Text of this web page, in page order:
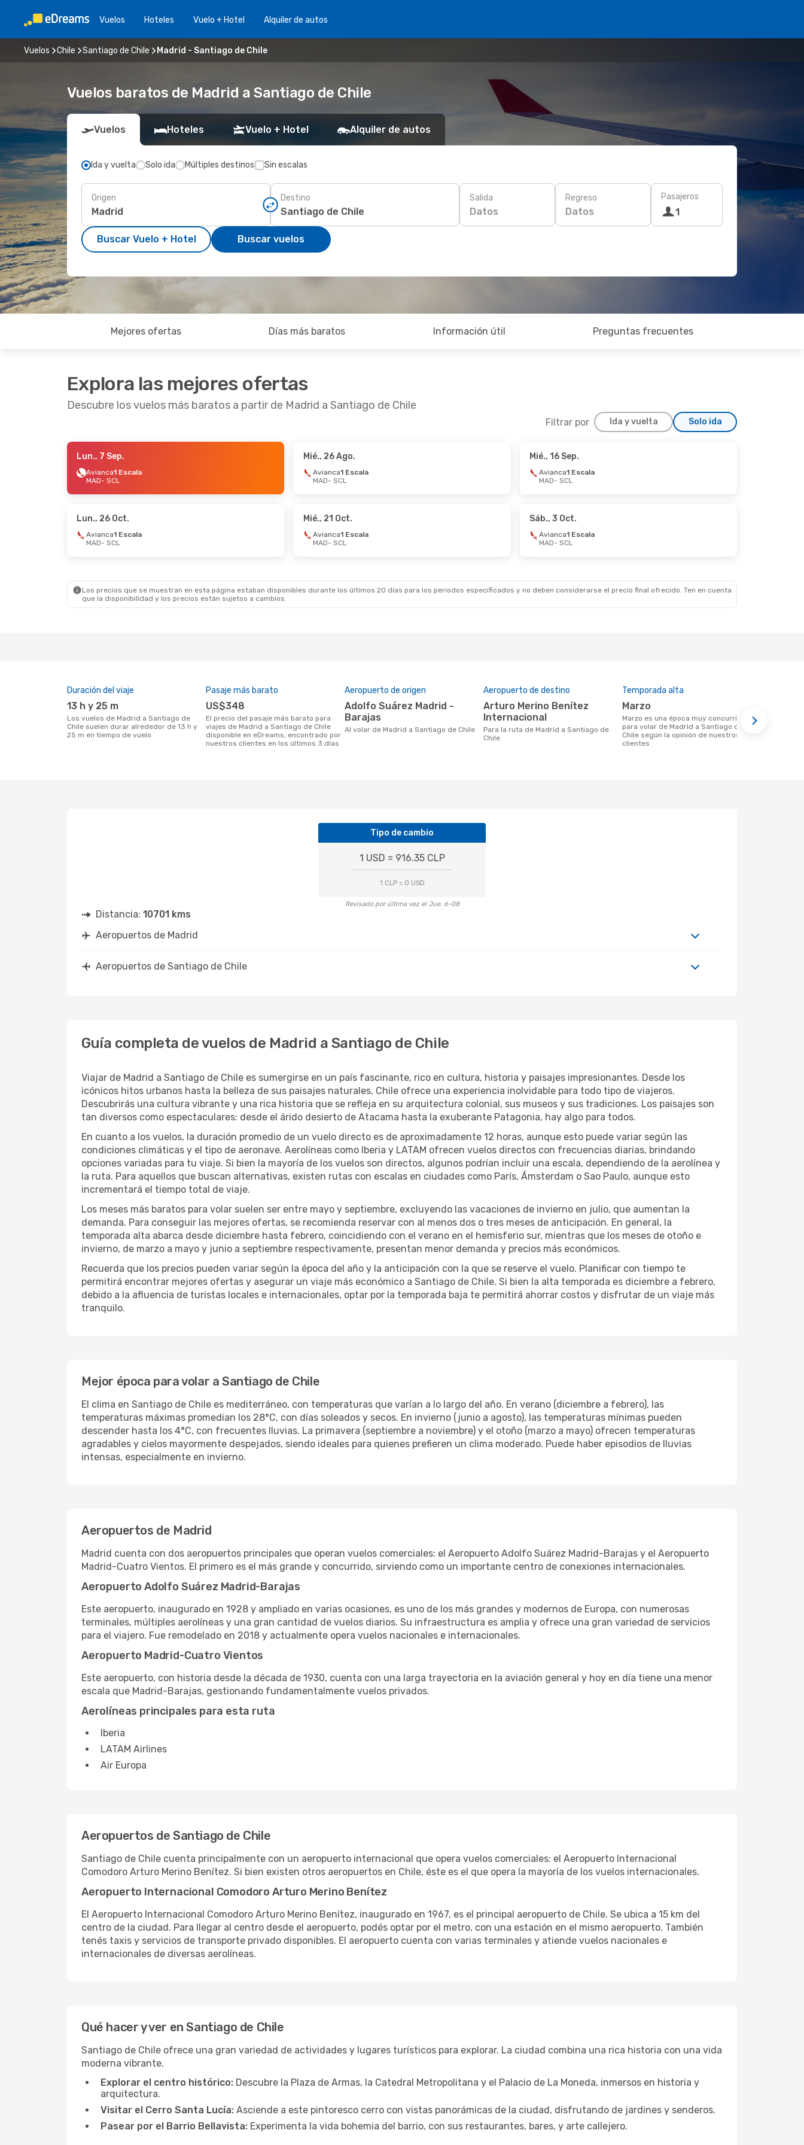
Vuelos Hoteles Vuelo + Hotel Alquiler de autos
Vuelos Chile Santiago de Chile Madrid - Santiago de Chile
Vuelos baratos de Madrid a Santiago de Chile
Vuelos Hoteles Vuelo + Hotel Alquiler de autos
Ida y vuelta Solo ida Múltiples destinos Sin escalas
Origen Destino Salida
Datos
Regreso
Datos
Pasajeros
1
Buscar Vuelo + Hotel Buscar vuelos
Mejores ofertas Días más baratos Información útil Preguntas frecuentes
Explora las mejores ofertas
Descubre los vuelos más baratos a partir de Madrid a Santiago de Chile
Filtrar por Ida y vuelta Solo ida
- Vie., 25 Sep.
1 Escala
Lun., 7 Sep.
Avianca1 Escala
MAD- SCL
Mié., 26 Ago.
Avianca1 Escala
MAD- SCL
Mié., 16 Sep.
Avianca1 Escala
MAD- SCL
Lun., 26 Oct.
Avianca1 Escala
MAD- SCL
Mié., 21 Oct.
Avianca1 Escala
MAD- SCL
Sáb., 3 Oct.
Avianca1 Escala
MAD- SCL
Los precios que se muestran en esta página estaban disponibles durante los últimos 20 días para los periodos especificados y no deben considerarse el precio final ofrecido. Ten en cuenta
que la disponibilidad y los precios están sujetos a cambios.
Duración del viaje
13 h y 25 m
Los vuelos de Madrid a Santiago de
Chile suelen durar alrededor de 13 h y
25 m en tiempo de vuelo
Pasaje más barato
US$348
El precio del pasaje más barato para
viajes de Madrid a Santiago de Chile
disponible en eDreams, encontrado por
nuestros clientes en los últimos 3 días
Aeropuerto de origen
Adolfo Suárez Madrid -
Barajas
Al volar de Madrid a Santiago de Chile
Aeropuerto de destino
Arturo Merino Benítez
Internacional
Para la ruta de Madrid a Santiago de
Chile
Temporada alta
marzo
marzo es una época muy concurrida
para volar de Madrid a Santiago de
Chile según la opinión de nuestros
clientes
Tipo de cambio
1 USD = 916.35 CLP
1 CLP = 0 USD
Revisado por última vez el Jue. 6-08
Distancia: 10701 kms
Aeropuertos de Madrid
Aeropuertos de Santiago de Chile
Guía completa de vuelos de Madrid a Santiago de Chile
Viajar de Madrid a Santiago de Chile es sumergirse en un país fascinante, rico en cultura, historia y paisajes impresionantes. Desde los
icónicos hitos urbanos hasta la belleza de sus paisajes naturales, Chile ofrece una experiencia inolvidable para todo tipo de viajeros.
Descubrirás una cultura vibrante y una rica historia que se refleja en su arquitectura colonial, sus museos y sus tradiciones. Los paisajes son
tan diversos como espectaculares: desde el árido desierto de Atacama hasta la exuberante Patagonia, hay algo para todos.
En cuanto a los vuelos, la duración promedio de un vuelo directo es de aproximadamente 12 horas, aunque esto puede variar según las
condiciones climáticas y el tipo de aeronave. Aerolíneas como Iberia y LATAM ofrecen vuelos directos con frecuencias diarias, brindando
opciones variadas para tu viaje. Si bien la mayoría de los vuelos son directos, algunos podrían incluir una escala, dependiendo de la aerolínea y
la ruta. Para aquellos que buscan alternativas, existen rutas con escalas en ciudades como París, Ámsterdam o Sao Paulo, aunque esto
incrementará el tiempo total de viaje.
Los meses más baratos para volar suelen ser entre mayo y septiembre, excluyendo las vacaciones de invierno en julio, que aumentan la
demanda. Para conseguir las mejores ofertas, se recomienda reservar con al menos dos o tres meses de anticipación. En general, la
temporada alta abarca desde diciembre hasta febrero, coincidiendo con el verano en el hemisferio sur, mientras que los meses de otoño e
invierno, de marzo a mayo y junio a septiembre respectivamente, presentan menor demanda y precios más económicos.
Recuerda que los precios pueden variar según la época del año y la anticipación con la que se reserve el vuelo. Planificar con tiempo te
permitirá encontrar mejores ofertas y asegurar un viaje más económico a Santiago de Chile. Si bien la alta temporada es diciembre a febrero,
debido a la afluencia de turistas locales e internacionales, optar por la temporada baja te permitirá ahorrar costos y disfrutar de un viaje más
tranquilo.
Mejor época para volar a Santiago de Chile
El clima en Santiago de Chile es mediterráneo, con temperaturas que varían a lo largo del año. En verano (diciembre a febrero), las
temperaturas máximas promedian los 28°C, con días soleados y secos. En invierno (junio a agosto), las temperaturas mínimas pueden
descender hasta los 4°C, con frecuentes lluvias. La primavera (septiembre a noviembre) y el otoño (marzo a mayo) ofrecen temperaturas
agradables y cielos mayormente despejados, siendo ideales para quienes prefieren un clima moderado. Puede haber episodios de lluvias
intensas, especialmente en invierno.
Aeropuertos de Madrid
Madrid cuenta con dos aeropuertos principales que operan vuelos comerciales: el Aeropuerto Adolfo Suárez Madrid-Barajas y el Aeropuerto
Madrid-Cuatro Vientos. El primero es el más grande y concurrido, sirviendo como un importante centro de conexiones internacionales.
Aeropuerto Adolfo Suárez Madrid-Barajas
Este aeropuerto, inaugurado en 1928 y ampliado en varias ocasiones, es uno de los más grandes y modernos de Europa, con numerosas
terminales, múltiples aerolíneas y una gran cantidad de vuelos diarios. Su infraestructura es amplia y ofrece una gran variedad de servicios
para el viajero. Fue remodelado en 2018 y actualmente opera vuelos nacionales e internacionales.
Aeropuerto Madrid-Cuatro Vientos
Este aeropuerto, con historia desde la década de 1930, cuenta con una larga trayectoria en la aviación general y hoy en día tiene una menor
escala que Madrid-Barajas, gestionando fundamentalmente vuelos privados.
Aerolíneas principales para esta ruta
Iberia
LATAM Airlines
Air Europa
Aeropuertos de Santiago de Chile
Santiago de Chile cuenta principalmente con un aeropuerto internacional que opera vuelos comerciales: el Aeropuerto Internacional
Comodoro Arturo Merino Benítez. Si bien existen otros aeropuertos en Chile, éste es el que opera la mayoría de los vuelos internacionales.
Aeropuerto Internacional Comodoro Arturo Merino Benítez
El Aeropuerto Internacional Comodoro Arturo Merino Benítez, inaugurado en 1967, es el principal aeropuerto de Chile. Se ubica a 15 km del
centro de la ciudad. Para llegar al centro desde el aeropuerto, podés optar por el metro, con una estación en el mismo aeropuerto. También
tenés taxis y servicios de transporte privado disponibles. El aeropuerto cuenta con varias terminales y atiende vuelos nacionales e
internacionales de diversas aerolíneas.
Qué hacer y ver en Santiago de Chile
Santiago de Chile ofrece una gran variedad de actividades y lugares turísticos para explorar. La ciudad combina una rica historia con una vida
moderna vibrante.
Explorar el centro histórico: Descubre la Plaza de Armas, la Catedral Metropolitana y el Palacio de La Moneda, inmersos en historia y
arquitectura.
Visitar el Cerro Santa Lucía: Asciende a este pintoresco cerro con vistas panorámicas de la ciudad, disfrutando de jardines y senderos.
Pasear por el Barrio Bellavista: Experimenta la vida bohemia del barrio, con sus restaurantes, bares, y arte callejero.